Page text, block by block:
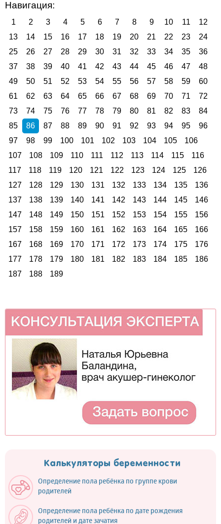
Навигация:
1 2 3 4 5 6 7 8 9 10 11
12
13
14 15 16 17 18 19 20 21 22 23
24
25
26 27 28 29 30 31 32 33 34 35
36
37
38 39 40 41 42 43 44 45 46 47
48
49
50 51 52 53 54 55 56 57 58 59
60
61
62 63 64 65 66 67 68 69 70 71
72
73
74 75 76 77 78 79 80 81 82 83
84
85
86 87 88 89 90 91 92 93 94 95
96
97
98 99 100 101 102 103 104 105
106
107
108 109 110 111 112 113 114 115
116
117
118 119 120 121 122 123 124 125
126
127
128 129 130 131 132 133 134 135
136
137
138 139 140 141 142 143 144 145
146
147
148 149 150 151 152 153 154 155
156
157
158 159 160 161 162 163 164 165
166
167
168 169 170 171 172 173 174 175
176
177
178 179 180 181 182 183 184 185
186
187
188 189
Калькуляторы беременности
Определение пола ребёнка по группе крови
родителей
Определение пола ребёнка по дате рождения
родителей и дате зачатия